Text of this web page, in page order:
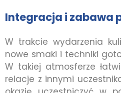
Integracja i zabawa
W trakcie wydarzenia
nowe smaki i techniki
W takiej atmosferze
relacje z innymi